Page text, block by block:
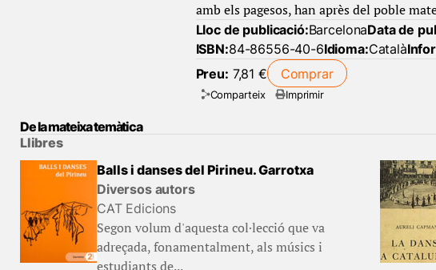
amb els pagesos, han après del poble
Lloc de publicació:BarcelonaData de
ISBN:84-86556-40-6Idioma:Català
Preu: 7,81 € Comprar
Comparteix Imprimir
De la mateixa temàtica
Llibres
Balls i danses del Pirineu. Garrotxa
Diversos autors
CAT Edicions
Segon volum d'aquesta col·lecció que va
adreçada, fonamentalment, als músics i
estudiants de...